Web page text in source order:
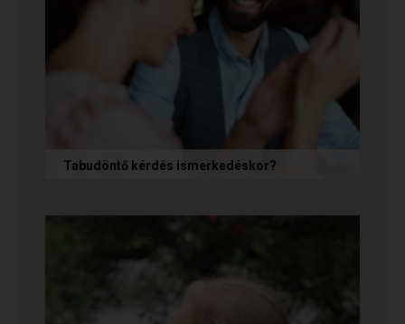
Tabudöntő kérdés ismerkedéskor?
önmagunkat adjuk, hanem...